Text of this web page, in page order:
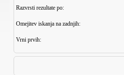
Razvrsti rezultate po:
Omejitev iskanja na zadnjih:
Vrni prvih: